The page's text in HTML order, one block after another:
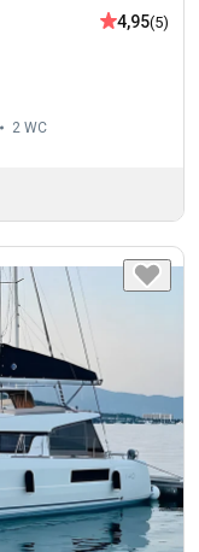
4,95(5)
2 WC